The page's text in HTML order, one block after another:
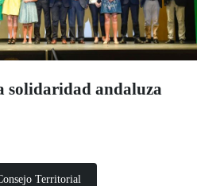
solidaridad andaluza
Territorial